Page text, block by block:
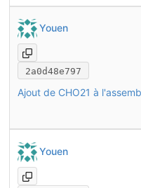
Youen
2a0d48e797
Ajout de CHO21 à
Youen